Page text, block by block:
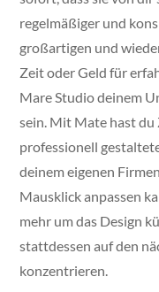
regelmäßiger und
großartigen und
Zeit oder Geld für
Mare Studio deinem
sein. Mit Mate hast du
professionell
deinem eigenen
Mausklick anpassen
mehr um das Design
stattdessen auf den
konzentrieren.